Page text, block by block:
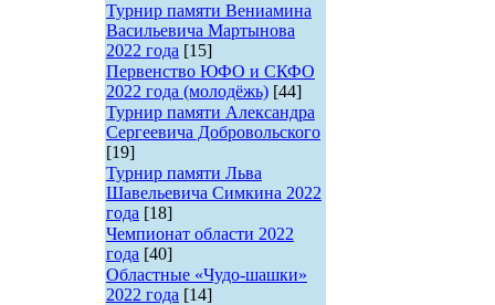
Турнир памяти Вениамина
Васильевича Мартынова
2022 года [15]
Первенство ЮФО и СКФО
2022 года (молодёжь) [44]
Турнир памяти Александра
Сергеевича Добровольского
[19]
Турнир памяти Льва
Шавельевича Симкина 2022
года [18]
Чемпионат области 2022
года [40]
Областные «Чудо-шашки»
2022 года [14]